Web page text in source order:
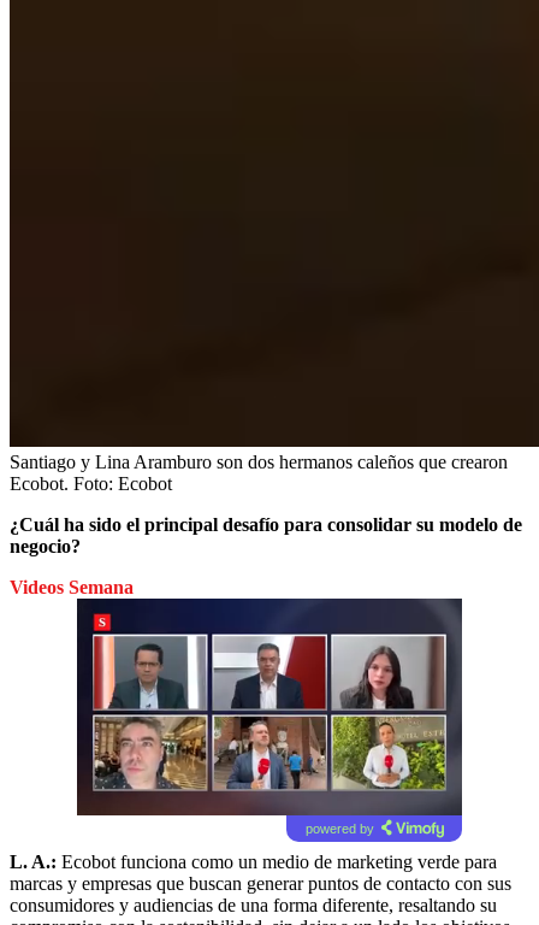
Santiago y Lina Aramburo son dos hermanos caleños que crearon
Ecobot. Foto: Ecobot
¿Cuál ha sido el principal desafío para consolidar su modelo de
negocio?
Videos Semana
powered by
L. A.: Ecobot funciona como un medio de marketing verde para
marcas y empresas que buscan generar puntos de contacto con sus
consumidores y audiencias de una forma diferente, resaltando su